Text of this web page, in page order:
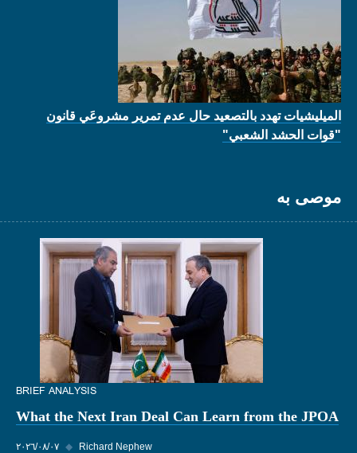
الميليشيات تهدد بالتصعيد حال عدم تمرير مشروعَي قانون
"قوات الحشد الشعبي"
موصى به
BRIEF ANALYSIS
What the Next Iran Deal Can Learn from the JPOA
٠٧‏/٠٨‏/٢٠٢٦ ◆ Richard Nephew